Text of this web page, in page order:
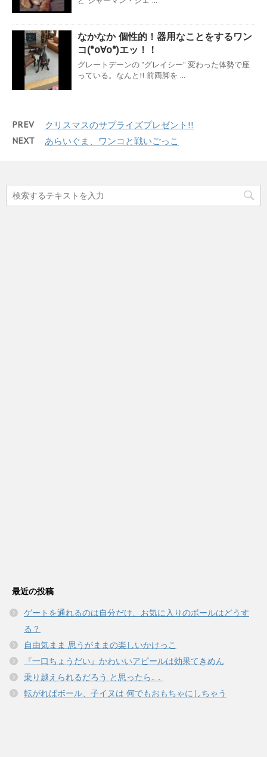
なかなか 個性的！器用なことをするワン
コ(*o∀o*)エッ！！
グレートデーンの ”グレイシー” 変わった体勢で座
っている。なんと!! 前両脚を ...
PREV クリスマスのサプライズプレゼント!!
NEXT あらいぐま、ワンコと戦いごっこ
最近の投稿
ゲートを通れるのは自分だけ、お気に入りのボールはどうす
る？
自由気まま 思うがままの楽しいかけっこ
『一口ちょうだい』かわいいアピールは効果てきめん
乗り越えられるだろう と思ったら..．
転がればボール、子イヌは 何でもおもちゃにしちゃう